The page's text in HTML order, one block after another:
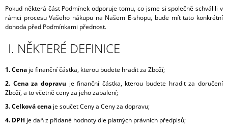
Pokud některá část Podmínek odporuje tomu, co jsme si společně schválili v
rámci procesu Vašeho nákupu na Našem E-shopu, bude mít tato konkrétní
dohoda před Podmínkami přednost.
I. NĚKTERÉ DEFINICE
1. Cena je finanční částka, kterou budete hradit za Zboží;
2. Cena za dopravu je finanční částka, kterou budete hradit za doručení
Zboží, a to včetně ceny za jeho zabalení;
3. Celková cena je součet Ceny a Ceny za dopravu;
4. DPH je daň z přidané hodnoty dle platných právních předpisů;
D
O
P
U
Č
E
M
E